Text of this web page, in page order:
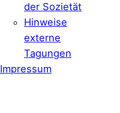
der Sozietät
Hinweise
externe
Tagungen
Impressum